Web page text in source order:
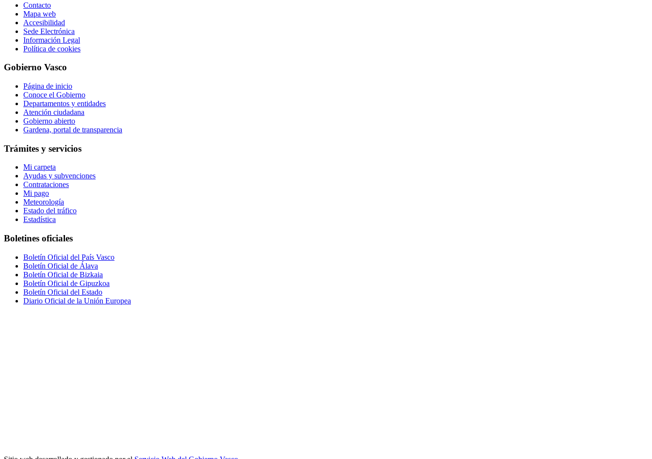
Contacto
Mapa web
Accesibilidad
Sede Electrónica
Información Legal
Política de cookies
Gobierno Vasco
Página de inicio
Conoce el Gobierno
Departamentos y entidades
Atención ciudadana
Gobierno abierto
Gardena, portal de transparencia
Trámites y servicios
Mi carpeta
Ayudas y subvenciones
Contrataciones
Mi pago
Meteorología
Estado del tráfico
Estadística
Boletines oficiales
Boletín Oficial del País Vasco
Boletín Oficial de Álava
Boletín Oficial de Bizkaia
Boletín Oficial de Gipuzkoa
Boletín Oficial del Estado
Diario Oficial de la Unión Europea